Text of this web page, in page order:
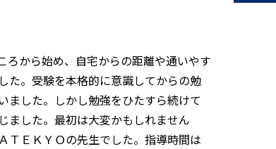
ろから始め、自宅からの距離や通いやす
た。受験を本格的に意識してからの勉
ました。しかし勉強をひたすら続けて
ました。最初は大変かもしれません
ＴＥＫＹＯの先生でした。指導時間は